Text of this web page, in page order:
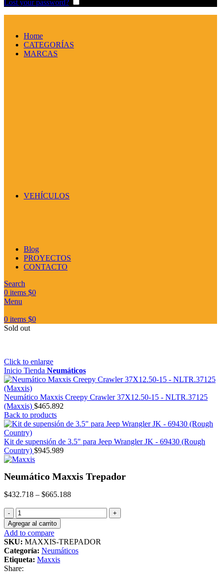
Lost your password?
Home
CATEGORÍAS
MARCAS
VEHÍCULOS
Blog
PROYECTOS
CONTACTO
Search
0 items $0
Menu
0 items $0
Sold out
Click to enlarge
Inicio Tienda Neumáticos
Neumático Maxxis Creepy Crawler 37X12.50-15 - NLTR.37125
(Maxxis) $465.892
Back to products
Kit de supensión de 3.5" para Jeep Wrangler JK - 69430 (Rough
Country) $945.989
Neumático Maxxis Trepador
$432.718 – $665.188
Neumático
Maxxis
Trepador
cantidad
Agregar al carrito
Add to compare
SKU: MAXXIS-TREPADOR
Categoría: Neumáticos
Etiqueta: Maxxis
Share: